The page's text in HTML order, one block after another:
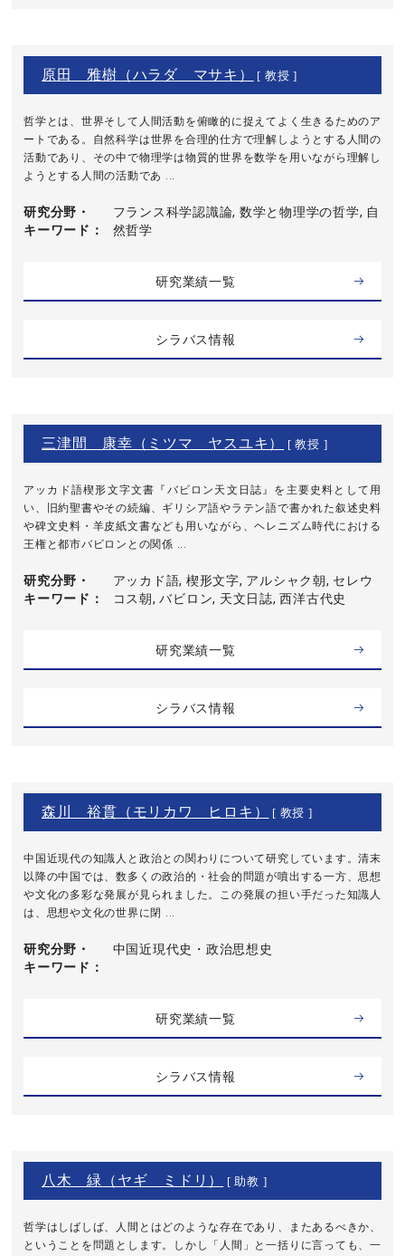
原田 雅樹（ハラダ マサキ） [ 教授 ]
哲学とは、世界そして人間活動を俯瞰的に捉えてよく生きるためのア
ートである。自然科学は世界を合理的仕方で理解しようとする人間の
活動であり、その中で物理学は物質的世界を数学を用いながら理解し
ようとする人間の活動であ ...
研究分野・
キーワード
フランス科学認識論, 数学と物理学の哲学, 自
然哲学
研究業績一覧
シラバス情報
三津間 康幸（ミツマ ヤスユキ） [ 教授 ]
アッカド語楔形文字文書『バビロン天文日誌』を主要史料として用
い、旧約聖書やその続編、ギリシア語やラテン語で書かれた叙述史料
や碑文史料・羊皮紙文書なども用いながら、ヘレニズム時代における
王権と都市バビロンとの関係 ...
研究分野・
キーワード
アッカド語, 楔形文字, アルシャク朝, セレウ
コス朝, バビロン, 天文日誌, 西洋古代史
研究業績一覧
シラバス情報
森川 裕貫（モリカワ ヒロキ） [ 教授 ]
中国近現代の知識人と政治との関わりについて研究しています。清末
以降の中国では、数多くの政治的・社会的問題が噴出する一方、思想
や文化の多彩な発展が見られました。この発展の担い手だった知識人
は、思想や文化の世界に閉 ...
研究分野・
キーワード
中国近現代史・政治思想史
研究業績一覧
シラバス情報
八木 緑（ヤギ ミドリ） [ 助教 ]
哲学はしばしば、人間とはどのような存在であり、またあるべきか、
ということを問題とします。しかし「人間」と一括りに言っても、一